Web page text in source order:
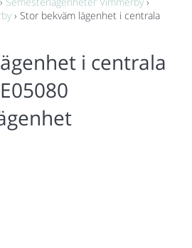
› Stor bekväm lägenhet i centrala
i centrala